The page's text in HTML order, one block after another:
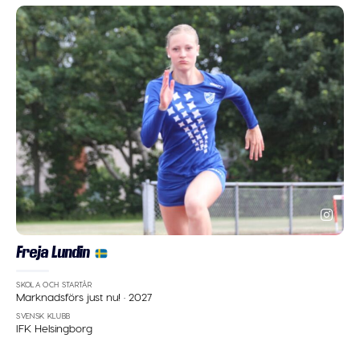
Freja Lundin
SKOLA OCH STARTÅR
Marknadsförs just nu!·2027
SVENSK KLUBB
IFK Helsingborg